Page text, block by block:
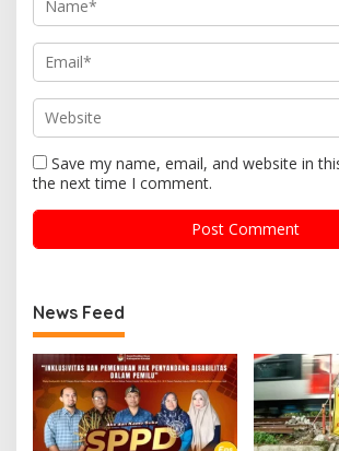
Save my name, email, and website in
the next time I comment.
News Feed